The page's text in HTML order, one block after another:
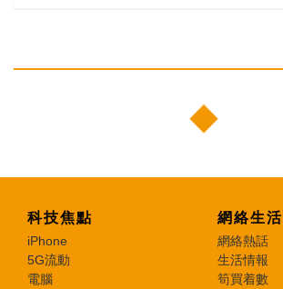
科技焦點
iPhone
5G流動
電腦
網絡生活
網絡熱話
生活情報
筍買着數